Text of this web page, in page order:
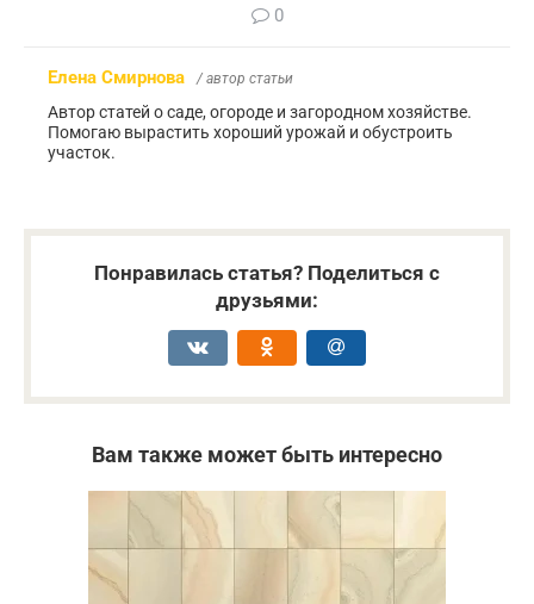
0
Елена Смирнова / автор статьи
Автор статей о саде, огороде и загородном хозяйстве.
Помогаю вырастить хороший урожай и обустроить
участок.
Понравилась статья? Поделиться с
друзьями:
Вам также может быть интересно